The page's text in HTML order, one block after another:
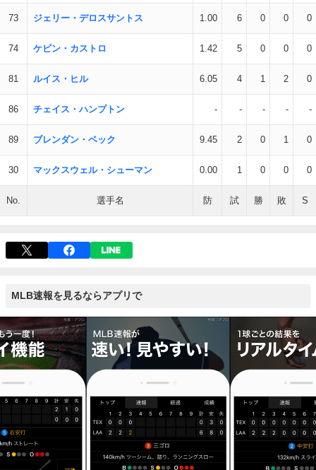
73 ジェリー・デロスサントス 1.00 6 0 0 0
74 ケビン・カストロ 1.42 5 0 0 0
81 ルイス・ヒル 6.05 4 1 2 0
86 チェイス・ハンプトン - - - - -
89 ブレンダン・ベック 9.45 2 0 1 0
30 マックスウェル・シューマン 0.00 1 0 0 0
No. 選手名 防 試 勝 敗 S
MLB速報を見るならアプリで